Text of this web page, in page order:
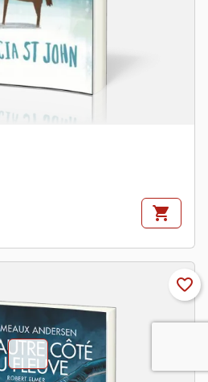
shopping_cart
favorite_border